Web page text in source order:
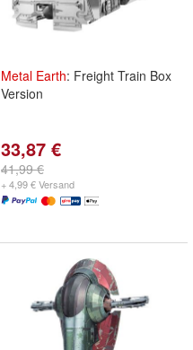
Metal Earth: Freight Train Box
Version
33,87 €
41,99 €
+ 4,99 € Versand